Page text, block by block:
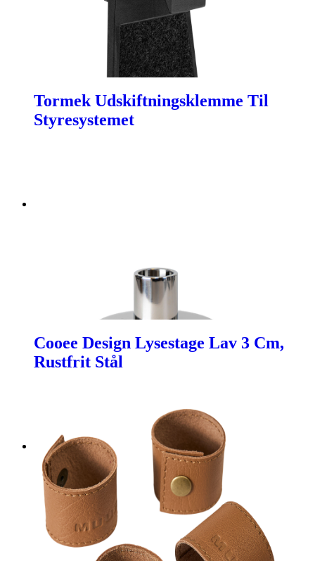
Tormek Udskiftningsklemme Til
Styresystemet
Cooee Design Lysestage Lav 3 Cm,
Rustfrit Stål